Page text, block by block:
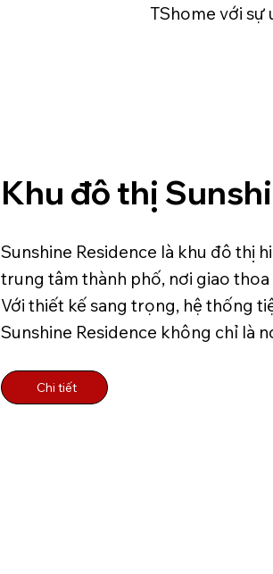
TShome với sự
Khu đô thị
Sunshine Residence là khu đô thị
trung tâm thành phố, nơi giao
Với thiết kế sang trọng, hệ thống
Sunshine Residence không chỉ là
Chi tiết